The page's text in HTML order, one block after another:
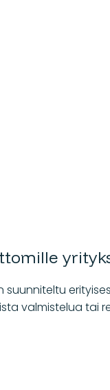
suunniteltu
valmistelua tai